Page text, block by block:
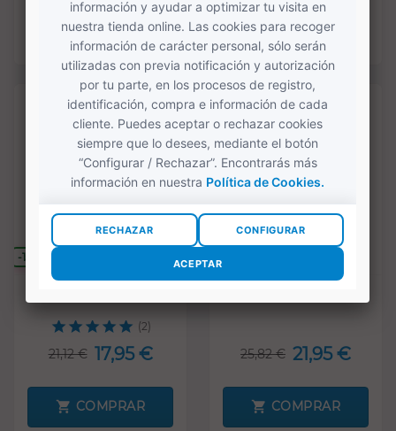
COMPRAR COMPRAR
-15%
(2)
21,12 € 17,95 €
COMPRAR
25,82 € 21,95 €
COMPRAR